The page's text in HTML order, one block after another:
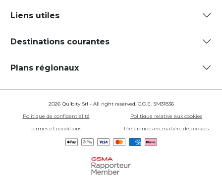
Liens utiles
Destinations courantes
Plans régionaux
2026 Quibity Srl - All right reserved. C.O.E. SM31836
Politique de confidentialité
Politique relative aux cookies
Termes et conditions
Préférences en matière de cookies